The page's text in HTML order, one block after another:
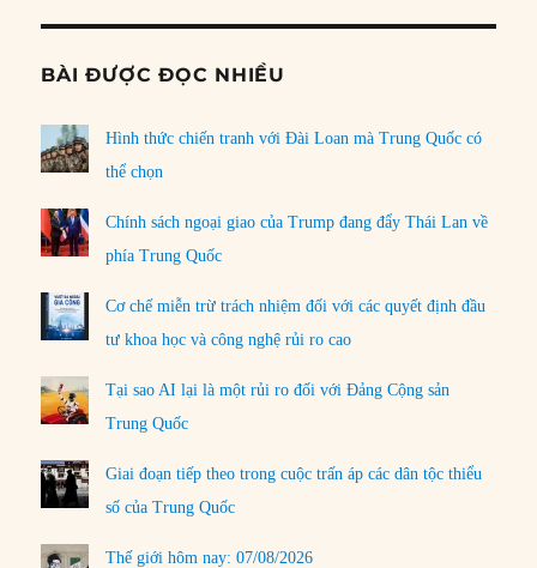
BÀI ĐƯỢC ĐỌC NHIỀU
Hình thức chiến tranh với Đài Loan mà Trung Quốc có
thể chọn
Chính sách ngoại giao của Trump đang đẩy Thái Lan về
phía Trung Quốc
Cơ chế miễn trừ trách nhiệm đối với các quyết định đầu
tư khoa học và công nghệ rủi ro cao
Tại sao AI lại là một rủi ro đối với Đảng Cộng sản
Trung Quốc
Giai đoạn tiếp theo trong cuộc trấn áp các dân tộc thiểu
số của Trung Quốc
Thế giới hôm nay: 07/08/2026